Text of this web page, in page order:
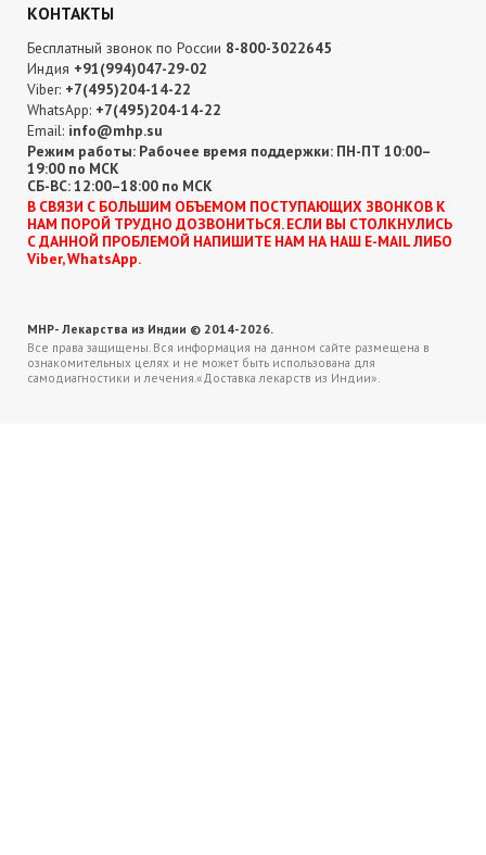
КОНТАКТЫ
Бесплатный звонок по России 8-800-3022645
Индия +91(994)047-29-02
Viber: +7(495)204-14-22
WhatsApp: +7(495)204-14-22
Email: info@mhp.su
Режим работы: Рабочее время поддержки: ПН-ПТ 10:00–
19:00 по МСК
СБ-ВС: 12:00–18:00 по МСК
В CВЯЗИ С БОЛЬШИМ ОБЪЕМОМ ПОСТУПАЮЩИХ ЗВОНКОВ К
НАМ ПОРОЙ ТРУДНО ДОЗВОНИТЬСЯ. ЕСЛИ ВЫ СТОЛКНУЛИСЬ
С ДАННОЙ ПРОБЛЕМОЙ НАПИШИТЕ НАМ НА НАШ E-MAIL ЛИБО
Viber, WhatsApp.
MHP- Лекарства из Индии © 2014-2026.
Все права защищены. Вся информация на данном сайте размещена в
ознакомительных целях и не может быть использована для
самодиагностики и лечения.«Доставка лекарств из Индии».